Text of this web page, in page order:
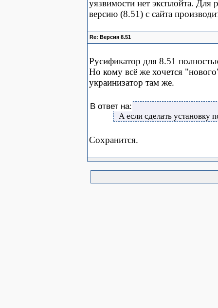
уязвимости нет эксплойта.
версию (8.51) с сайта
Re: Версия 8.51
Русификатор для 8.51
Но кому всё же хочется
украинизатор там же.
В ответ на:
А если сделать установку
Сохранится.